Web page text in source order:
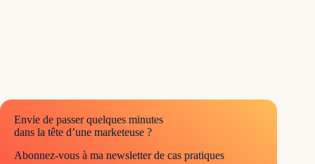
Envie de passer quelques minutes
dans la tête d’une marketeuse ?
Abonnez-vous à ma newsletter de cas pratiques